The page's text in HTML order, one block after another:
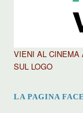
VIENI AL CINEMA
SUL LOGO
LA PAGINA